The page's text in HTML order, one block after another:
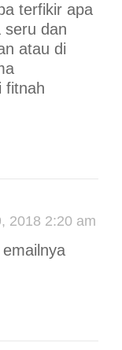
terfikir apa
seru dan
atau di
fitnah
2018 2:20 am